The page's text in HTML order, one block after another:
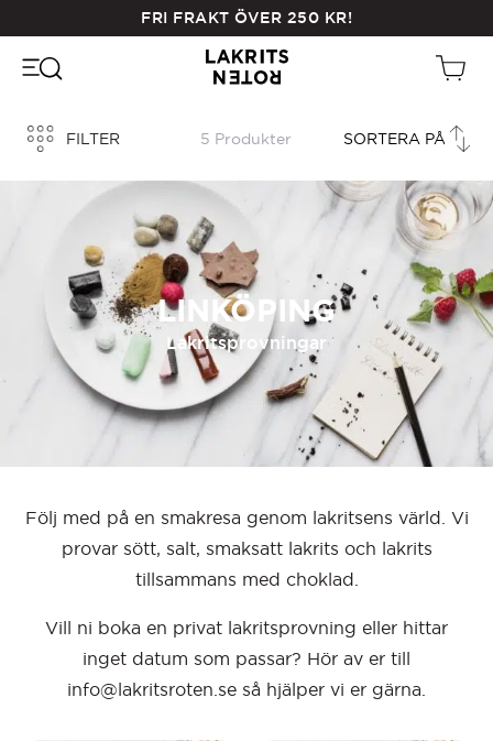
main
FRI FRAKT ÖVER 250 KR!
FILTER 5 Produkter
LINKÖPING
Lakritsprovningar
Följ med på en smakresa genom lakritsens värld. Vi
provar sött, salt, smaksatt lakrits och lakrits
tillsammans med choklad.
Vill ni boka en privat lakritsprovning eller hittar
inget datum som passar? Hör av er till
info@lakritsroten.se så hjälper vi er gärna.